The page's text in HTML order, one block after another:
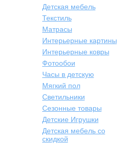
Детская мебель
Текстиль
Матрасы
Интерьерные картины
Интерьерные ковры
Фотообои
Часы в детскую
Мягкий пол
Светильники
Сезонные товары
Детские Игрушки
Детская мебель со
скидкой